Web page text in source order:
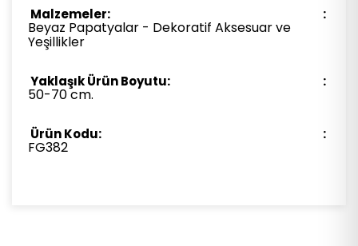
Malzemeler:
Beyaz Papatyalar - Dekoratif Aksesuar ve
Yeşillikler
Yaklaşık Ürün Boyutu:
50-70 cm.
Ürün Kodu:
FG382